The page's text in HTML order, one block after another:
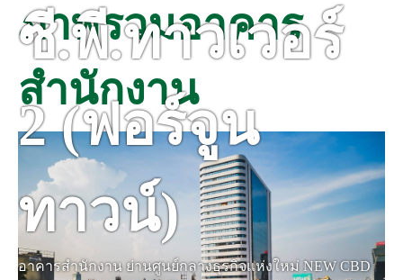
ซี.พี.ทาวเวอร์
2 (ฟอร์จูน
ทาวน์)
อาคารสำนักงาน ย่านศูนย์กลางธุรกิจแห่งใหม่ NEW CBD
ภาพรวมอาคาร
สำนักงาน